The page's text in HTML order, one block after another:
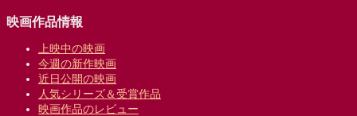
映画作品情報
上映中の映画
今週の新作映画
近日公開の映画
人気シリーズ＆受賞作品
映画作品のレビュー